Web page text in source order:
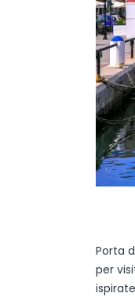
Porta
per